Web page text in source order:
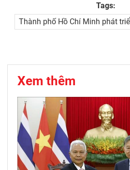
Tags:
Thành phố Hồ Chí Minh phát
Xem thêm